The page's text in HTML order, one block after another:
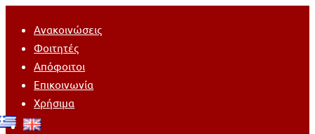
Ανακοινώσεις
Φοιτητές
Απόφοιτοι
Επικοινωνία
Χρήσιμα